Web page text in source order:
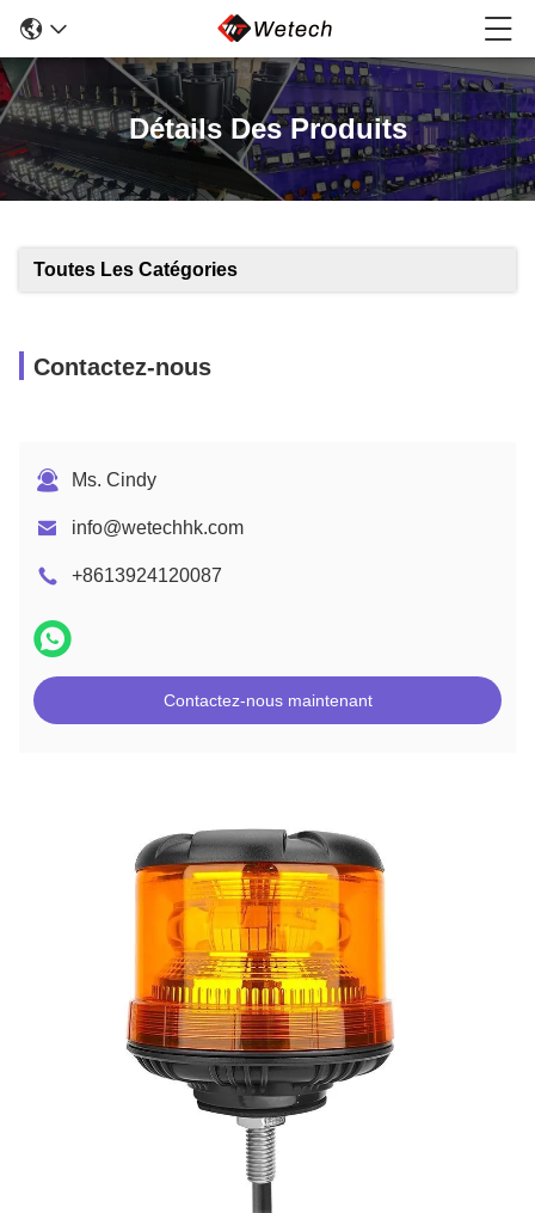
Détails Des Produits
Toutes Les Catégories
Contactez-nous
Ms. Cindy
info@wetechhk.com
+8613924120087
Contactez-nous maintenant